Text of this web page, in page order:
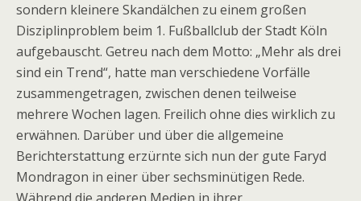
sondern kleinere Skandälchen zu einem großen
Disziplinproblem beim 1. Fußballclub der Stadt Köln
aufgebauscht. Getreu nach dem Motto: „Mehr als drei
sind ein Trend“, hatte man verschiedene Vorfälle
zusammengetragen, zwischen denen teilweise
mehrere Wochen lagen. Freilich ohne dies wirklich zu
erwähnen. Darüber und über die allgemeine
Berichterstattung erzürnte sich nun der gute Faryd
Mondragon in einer über sechsminütigen Rede.